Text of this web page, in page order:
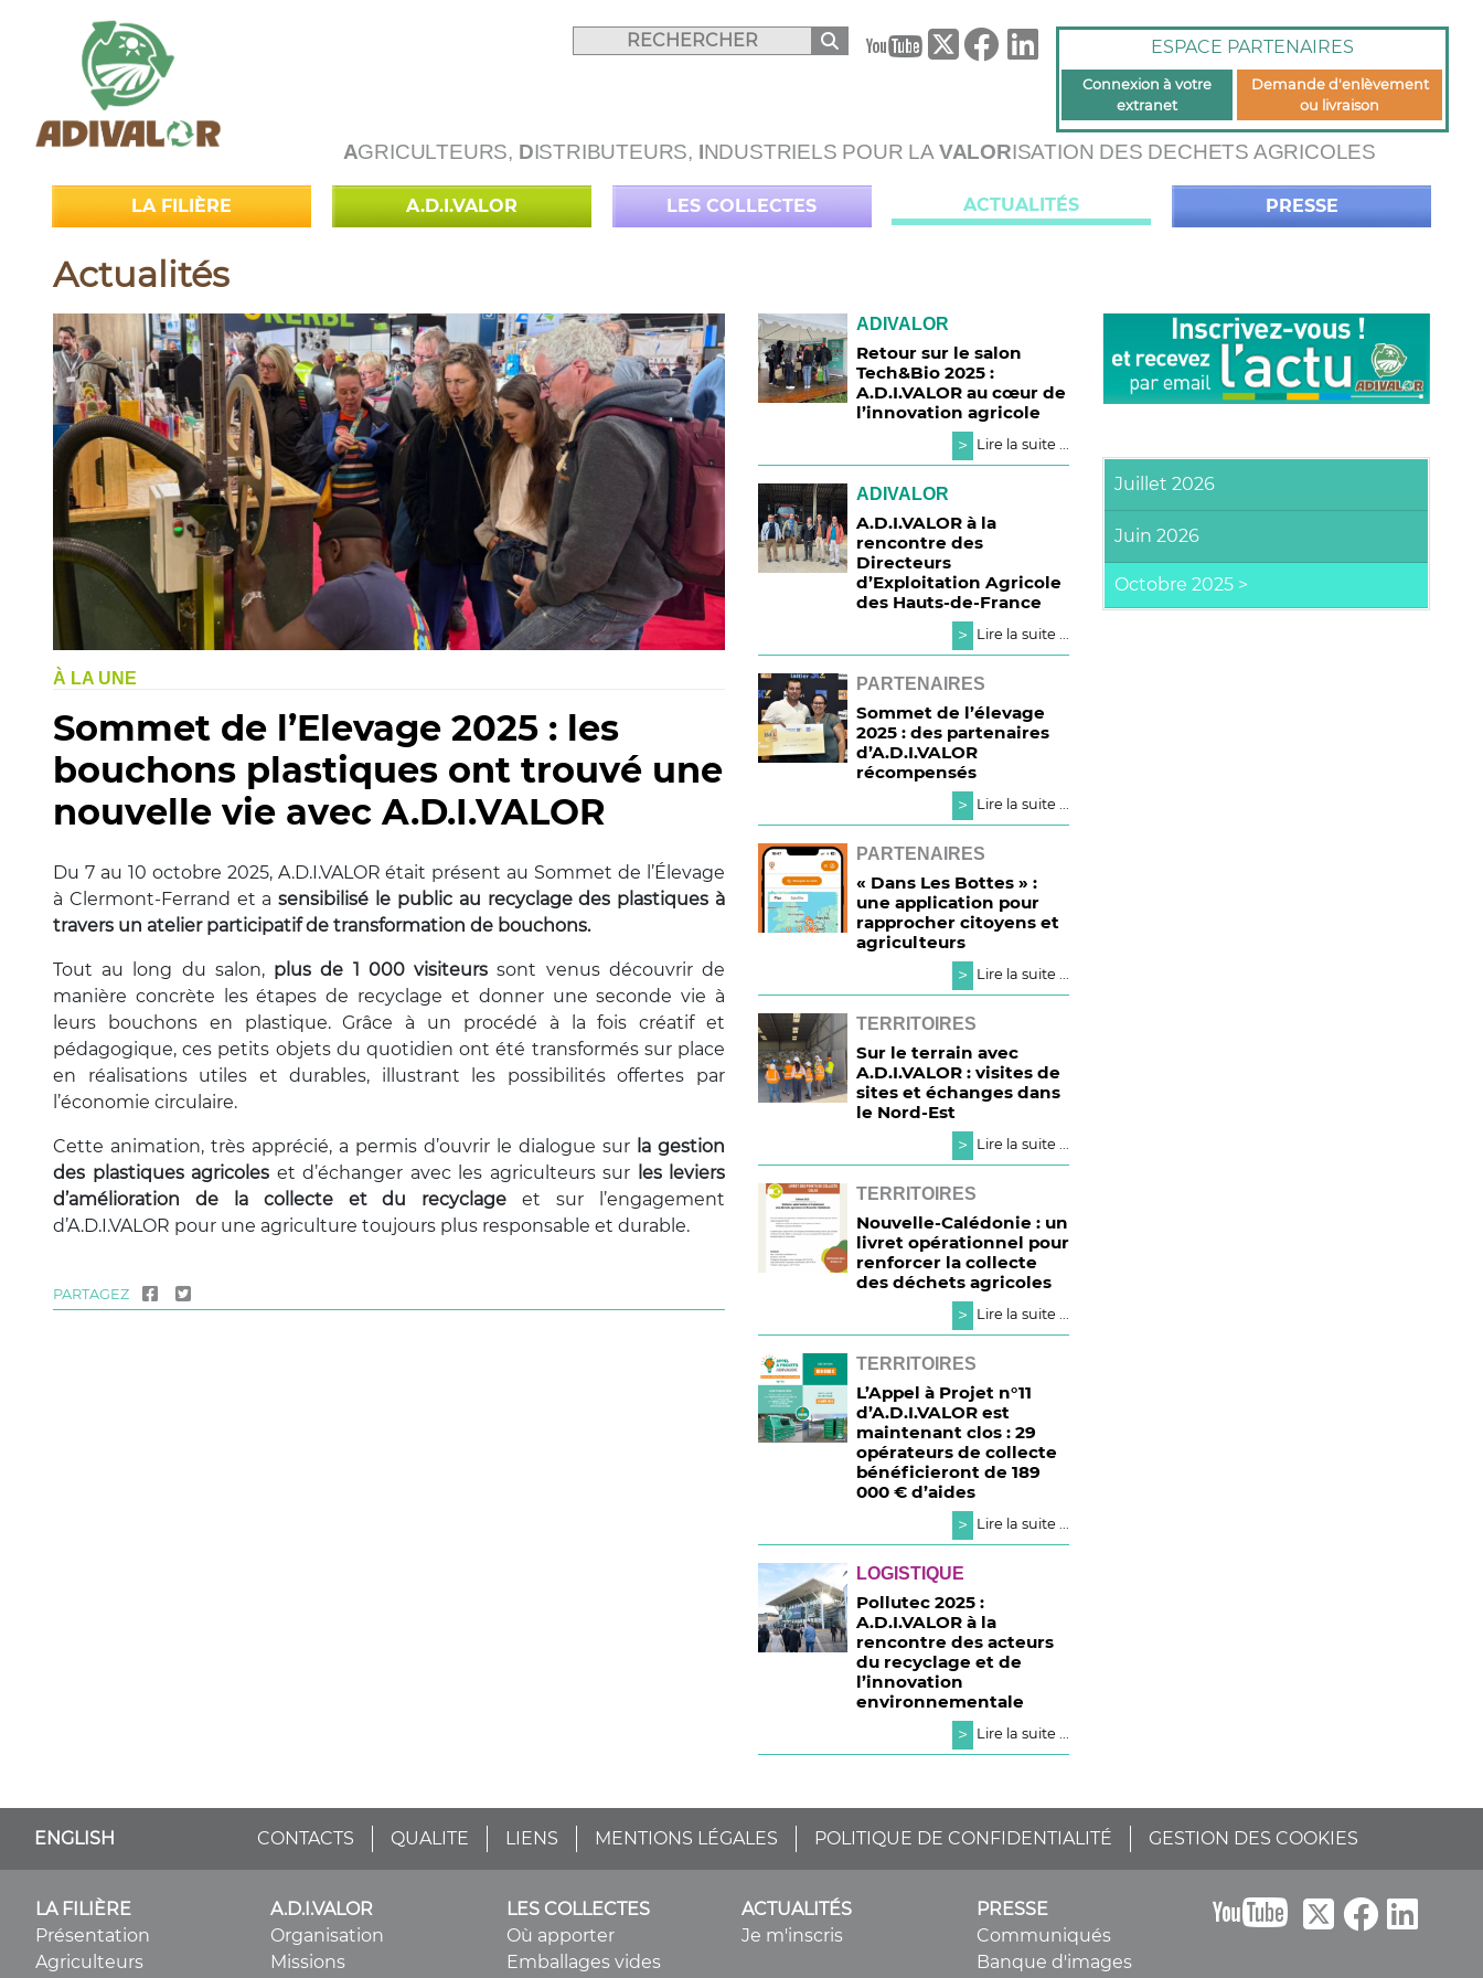
B ESPACE PARTENAIRES
Connexion à votre
extranet
Demande d'enlèvement
ou livraison
AGRICULTEURS, DISTRIBUTEURS, INDUSTRIELS POUR LA VALORISATION DES DECHETS AGRICOLES
LA FILIÈRE A.D.I.VALOR LES COLLECTES ACTUALITÉS PRESSE
Actualités
À LA UNE
Sommet de l’Elevage 2025 : les
bouchons plastiques ont trouvé une
nouvelle vie avec A.D.I.VALOR
Du 7 au 10 octobre 2025, A.D.I.VALOR était présent au Sommet de l’Élevage
à Clermont-Ferrand et asensibilisé le public au recyclage des plastiques à
travers un atelier participatif de transformation de bouchons.
Tout au long du salon, plus de 1 000 visiteurs sont venus découvrir de
manière concrète les étapes de recyclage et donner une seconde vie à
leurs bouchons en plastique. Grâce à un procédé à la fois créatif et
pédagogique, ces petits objets du quotidien ont été transformés sur place
en réalisations utiles et durables, illustrant les possibilités offertes par
l’économie circulaire.
Cette animation, très apprécié, a permis d’ouvrir le dialogue sur la gestion
des plastiques agricoles et d’échanger avec les agriculteurs sur les leviers
d’amélioration de la collecte et du recyclage et sur l’engagement
d’A.D.I.VALOR pour une agriculture toujours plus responsable et durable.
PARTAGEZ
ADIVALOR
Retour sur le salon
Tech&Bio 2025 :
A.D.I.VALOR au cœur de
l’innovation agricole
>
Lire la suite ...
ADIVALOR
A.D.I.VALOR à la
rencontre des
Directeurs
d’Exploitation Agricole
des Hauts-de-France
>
Lire la suite ...
PARTENAIRES
Sommet de l’élevage
2025 : des partenaires
d’A.D.I.VALOR
récompensés
>
Lire la suite ...
PARTENAIRES
« Dans Les Bottes » :
une application pour
rapprocher citoyens et
agriculteurs
>
Lire la suite ...
TERRITOIRES
Sur le terrain avec
A.D.I.VALOR : visites de
sites et échanges dans
le Nord-Est
>
Lire la suite ...
TERRITOIRES
Nouvelle-Calédonie : un
livret opérationnel pour
renforcer la collecte
des déchets agricoles
>
Lire la suite ...
TERRITOIRES
L’Appel à Projet n°11
d’A.D.I.VALOR est
maintenant clos : 29
opérateurs de collecte
bénéficieront de 189
000 € d’aides
>
Lire la suite ...
LOGISTIQUE
Pollutec 2025 :
A.D.I.VALOR à la
rencontre des acteurs
du recyclage et de
l’innovation
environnementale
>
Lire la suite ...
Juillet 2026
Juin 2026
ENGLISH CONTACTS QUALITE LIENS MENTIONS LÉGALES POLITIQUE DE CONFIDENTIALITÉ GESTION DES COOKIES
LA FILIÈRE
Présentation
Agriculteurs
A.D.I.VALOR
Organisation
Missions
LES COLLECTES
Où apporter
Emballages vides
ACTUALITÉS
Je m'inscris
PRESSE
Communiqués
Banque d'images
B